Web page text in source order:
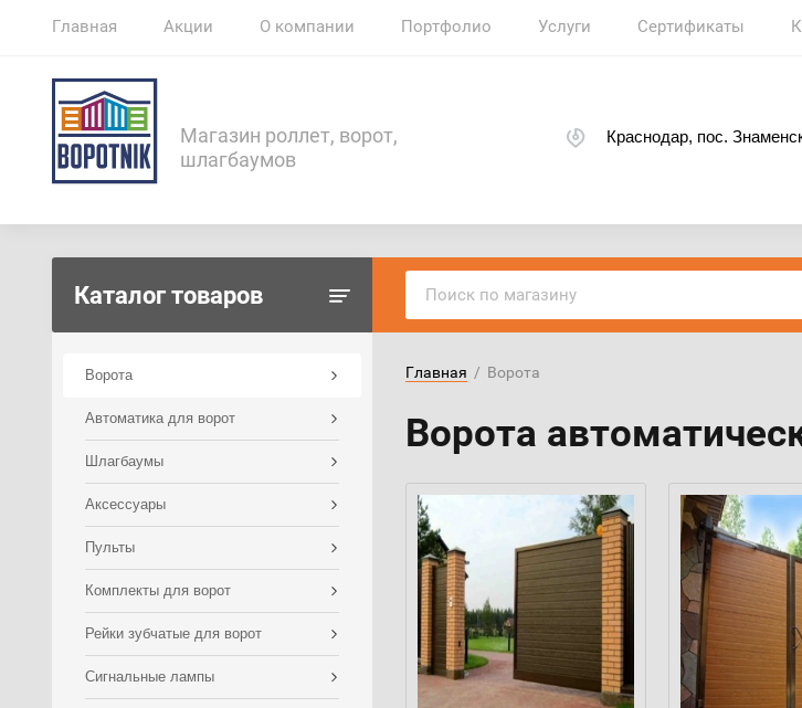
Главная Акции О компании Портфолио Услуги Сертификаты
Магазин роллет, ворот,
шлагбаумов
Краснодар, пос.
Каталог товаров
Ворота
Автоматика для ворот
Шлагбаумы
Аксессуары
Пульты
Комплекты для ворот
Рейки зубчатые для ворот
Сигнальные лампы
Главная
  /  Ворота
Ворота